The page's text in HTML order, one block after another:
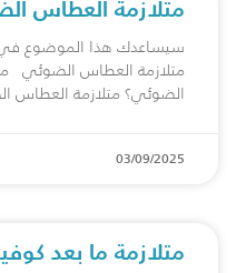
متلازمة العطاس
سيساعدك هذا الموضوع
متلازمة العطاس الضوئي
الضوئي؟ متلازمة العطاس
03/09/2025
متلازمة ما بعد كوفيد